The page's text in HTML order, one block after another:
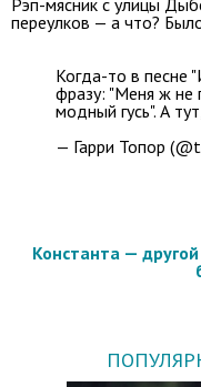
переулков — а что?
Когда-то в песне
фразу: "Меня ж не
модный гусь". А
— Гарри Топор
Константа —